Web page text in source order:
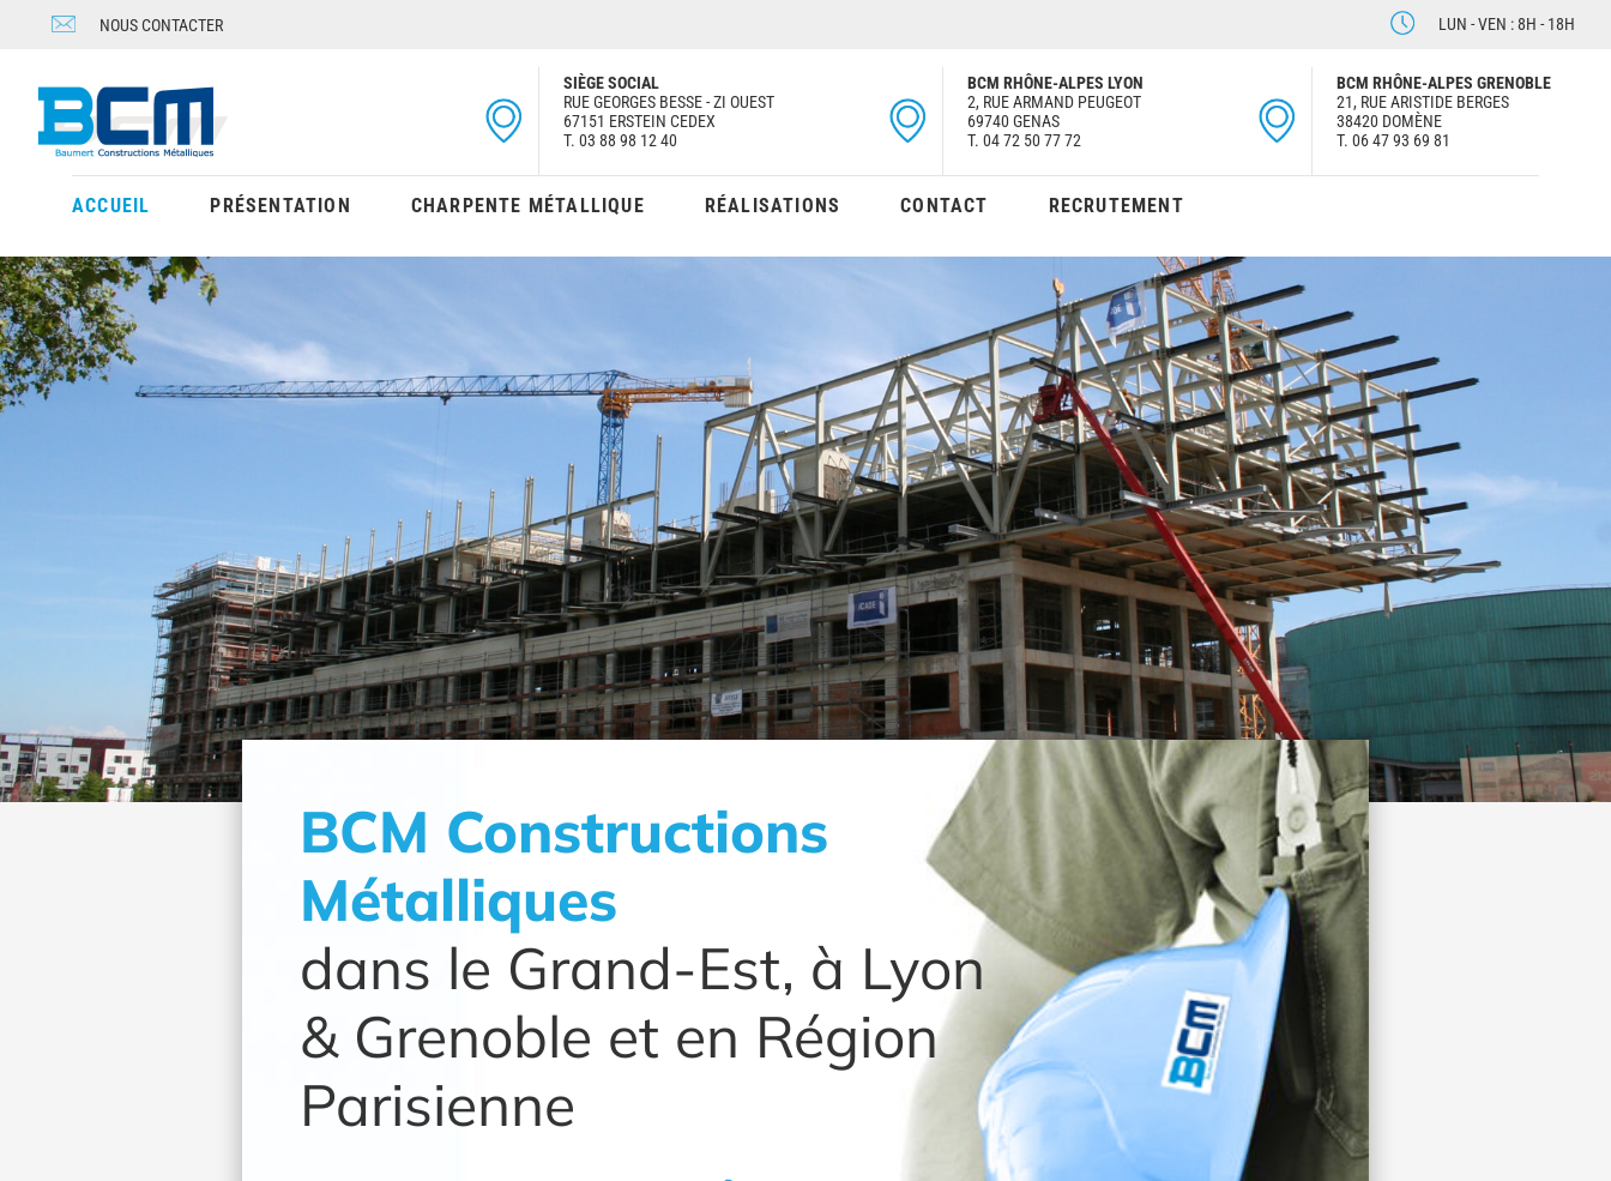
NOUS CONTACTER LUN - VEN : 8H - 18H
SIÈGE SOCIAL
RUE GEORGES BESSE - ZI OUEST
67151 ERSTEIN CEDEX
T. 03 88 98 12 40
BCM RHÔNE-ALPES LYON
2, RUE ARMAND PEUGEOT
69740 GENAS
T. 04 72 50 77 72
BCM RHÔNE-ALPES GRENOBLE
21, RUE ARISTIDE BERGES
38420 DOMÈNE
T. 06 47 93 69 81
ACCUEIL PRÉSENTATION CHARPENTE MÉTALLIQUE RÉALISATIONS CONTACT RECRUTEMENT
BCM Constructions
Métalliques
dans le Grand-Est, à Lyon
& Grenoble et en Région
Parisienne